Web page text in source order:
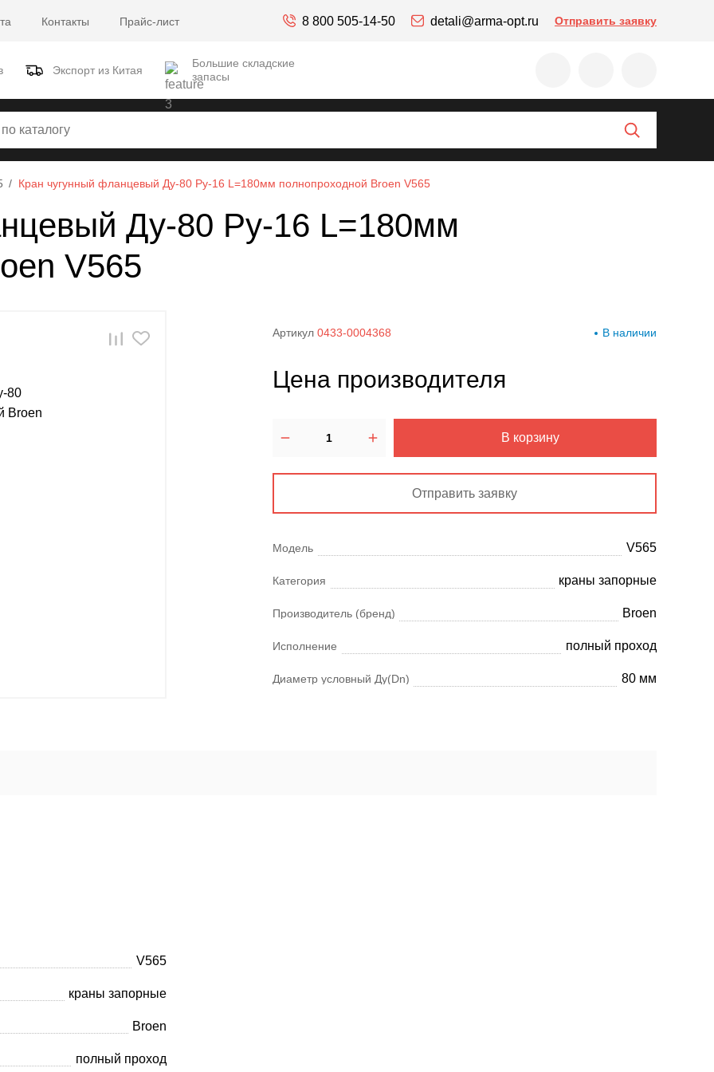
Контакты Прайс-лист 8 800 505-14-50 detali@arma-opt.ru Отправить заявку
Экспорт из Китая
Большие складские
запасы
Кран чугунный фланцевый Ду-80 Ру-16 L=180мм полнопроходной Broen V565
Ду-80 Ру-16 L=180мм
V565
Артикул 0433-0004368 В наличии
Цена производителя
В корзину
Отправить заявку
Модель V565
Категория краны запорные
Производитель (бренд) Broen
Исполнение полный проход
Диаметр условный Ду(Dn) 80 мм
V565
краны запорные
Broen
полный проход